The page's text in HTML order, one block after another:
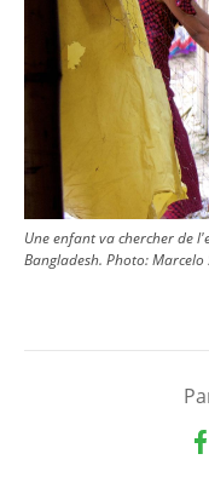
Une enfant va chercher de
Bangladesh. Photo: Marcelo